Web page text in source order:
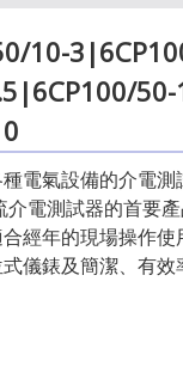
10-
電氣設備的介電測
電測試器的首要產
經年的現場操作使
儀錶及簡潔、有效